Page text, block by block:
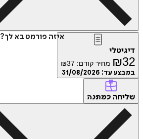
איזה פורמט בא לך?
דיגיטלי
₪32 מחיר קודם: ₪37
במבצע עד: 31/08/2026
שליחה כמתנה